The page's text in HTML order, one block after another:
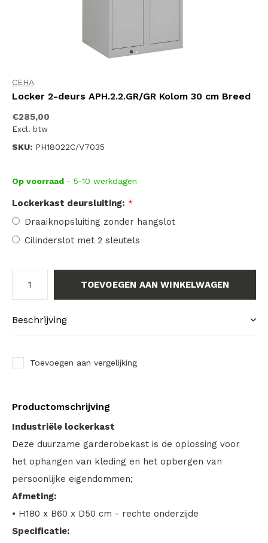
CEHA
Locker 2-deurs APH.2.2.GR/GR Kolom 30 cm Breed
€285,00
Excl. btw
SKU: PH18022C/V7035
Op voorraad - 5-10 werkdagen
Lockerkast deursluiting: *
Draaiknopsluiting zonder hangslot
Cilinderslot met 2 sleutels
TOEVOEGEN AAN WINKELWAGEN
Beschrijving
Toevoegen aan vergelijking
Productomschrijving
Industriële lockerkast
Deze duurzame garderobekast is de oplossing voor
het ophangen van kleding en het opbergen van
persoonlijke eigendommen;
Afmeting:
• H180 x B60 x D50 cm - rechte onderzijde
Specificatie: